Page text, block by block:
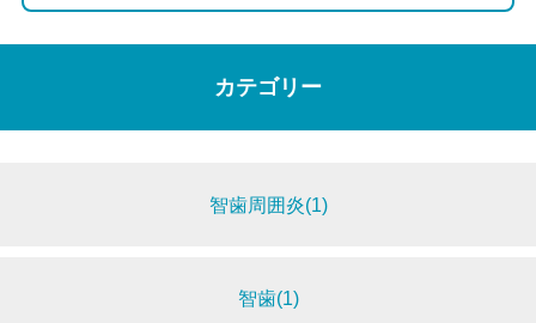
カテゴリー
智歯周囲炎(1)
智歯(1)